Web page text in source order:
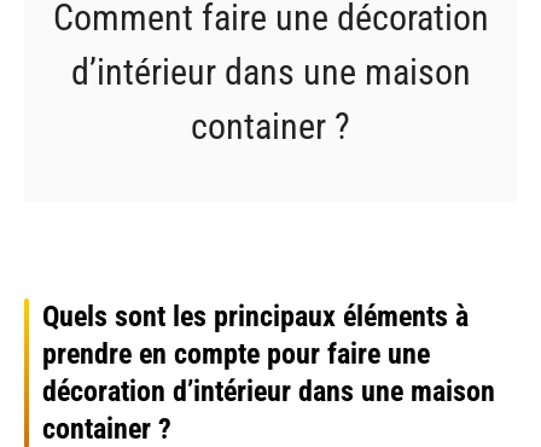
Comment faire une décoration
d’intérieur dans une maison
container ?
Quels sont les principaux éléments à
prendre en compte pour faire une
décoration d’intérieur dans une maison
container ?